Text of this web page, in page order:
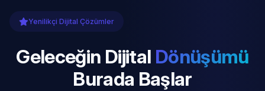
Yenilikçi Dijital Çözümler
Geleceğin Dijital Dönüşümü
Burada Başlar